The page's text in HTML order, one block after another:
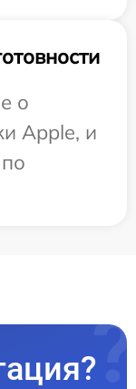
о
Apple, и